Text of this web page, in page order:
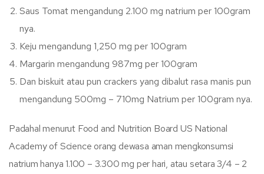
Saus Tomat mengandung 2.100 mg natrium per 100gram
nya.
Keju mengandung 1,250 mg per 100gram
Margarin mengandung 987mg per 100gram
Dan biskuit atau pun crackers yang dibalut rasa manis pun
mengandung 500mg – 710mg Natrium per 100gram nya.
Padahal menurut Food and Nutrition Board US National
Academy of Science orang dewasa aman mengkonsumsi
natrium hanya 1.100 – 3.300 mg per hari, atau setara 3/4 – 2